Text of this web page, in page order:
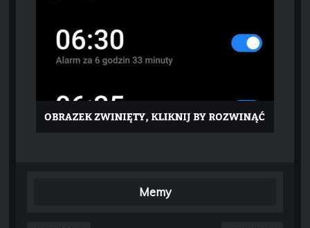
Memy